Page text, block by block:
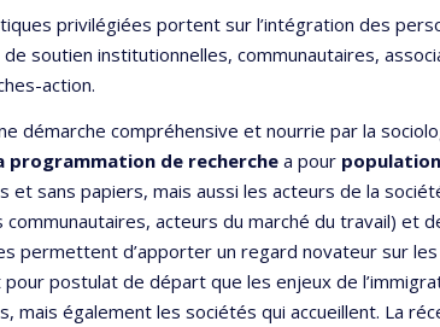
privilégiées portent sur l’intégration des
soutien institutionnelles, communautaires,
action.
démarche compréhensive et nourrie par la
programmation de recherche a pour
et sans papiers, mais aussi les acteurs de la
communautaires, acteurs du marché du travail) et
permettent d’apporter un regard novateur sur les
postulat de départ que les enjeux de
mais également les sociétés qui accueillent. La